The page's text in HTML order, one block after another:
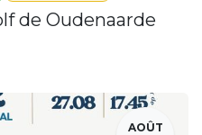
de Oudenaarde
AOÛT